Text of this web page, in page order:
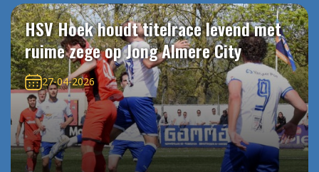
HSV Hoek houdt titelrace levend met
ruime zege op Jong Almere City
27-04-2026